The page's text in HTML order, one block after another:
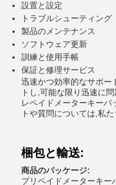
設置と設定
トラブルシューティング
製品のメンテナンス
ソフトウェア更新
訓練と使用手帳
保証と修理サービス
迅速かつ効率的なサポー
トし,可能な限り迅速に
レペイドメーターキーパ
トや質問については,私
梱包と輸送:
商品のパッケージ:
プリペイドメーターキー